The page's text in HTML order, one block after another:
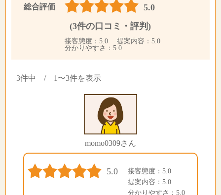
総合評価
5.0
(3件の口コミ・評判)
接客態度：5.0 提案内容：5.0
分かりやすさ：5.0
3件中 / 1〜3件を表示
momo0309さん
5.0
接客態度：5.0
提案内容：5.0
分かりやすさ：5.0